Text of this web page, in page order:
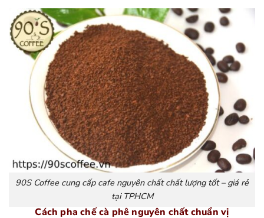
90S Coffee cung cấp cafe nguyên chất chất lượng tốt – giá rẻ
tại TPHCM
Cách pha chế cà phê nguyên chất chuẩn vị